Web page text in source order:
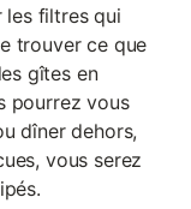
les filtres qui
trouver ce que
gîtes en
pourrez vous
dîner dehors,
vous serez